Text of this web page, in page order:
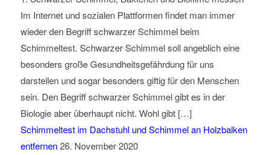
Im Internet und sozialen Plattformen findet man immer
wieder den Begriff schwarzer Schimmel beim
Schimmeltest. Schwarzer Schimmel soll angeblich eine
besonders große Gesundheitsgefährdung für uns
darstellen und sogar besonders giftig für den Menschen
sein. Den Begriff schwarzer Schimmel gibt es in der
Biologie aber überhaupt nicht. Wohl gibt […]
Schimmeltest im Dachstuhl und Schimmel an Holzbalken
entfernen 26. November 2020